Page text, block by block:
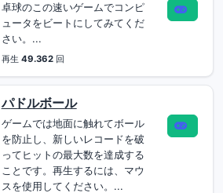
卓球のこの速いゲームでコンピ
ュータをビートにしてみてくだ
さい。...
再生 49.362回
パドルボール
ゲームでは地面に触れてボール
を防止し、新しいレコードを破
ってヒットの最大数を達成する
ことです。再生するには、マウ
スを使用してください。...